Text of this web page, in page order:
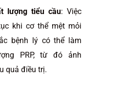
lượng tiểu cầu: Việc
khi cơ thể mệt mỏi
bệnh lý có thể làm
PRP, từ đó ảnh
quả điều trị.